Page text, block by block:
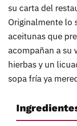
su carta del
Originalmente lo
aceitunas que
acompañan a su
hierbas y un
sopa fría ya